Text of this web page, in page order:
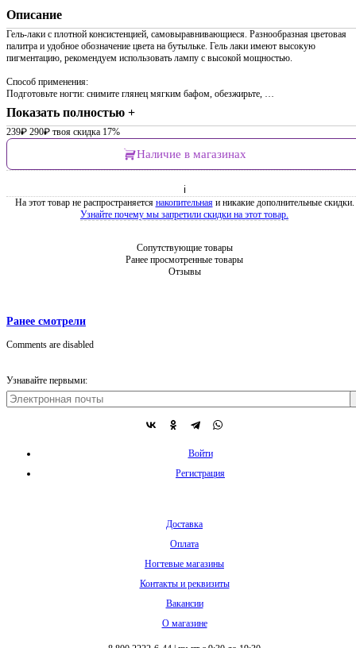
Описание
Гель-лаки с плотной консистенцией, самовыравнивающиеся. Разнообразная цветовая
палитра и удобное обозначение цвета на бутыльке. Гель лаки имеют высокую
пигментацию, рекомендуем использовать лампу с высокой мощностью.
Способ применения:
Подготовьте ногти: снимите глянец мягким бафом, обезжирьте, …
Показать полностью +
239₽ 290₽ твоя скидка 17%
Наличие в магазинах
ℹ
На этот товар не распространяется накопительнаяи никакие дополнительные скидки.
Узнайте почему мы запретили скидки на этот товар.
Сопутствующие товары
Ранее просмотренные товары
Отзывы
Ранее смотрели
Comments are disabled
Узнавайте первыми:
Войти
Регистрация
Доставка
Оплата
Ногтевые магазины
Контакты и реквизиты
Вакансии
О магазине